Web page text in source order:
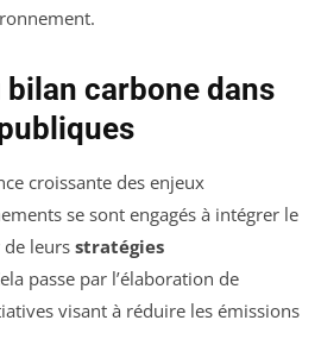
carbone dans
croissante des enjeux
se sont engagés à intégrer le
leursstratégies
passe par l’élaboration de
visant à réduire les émissions